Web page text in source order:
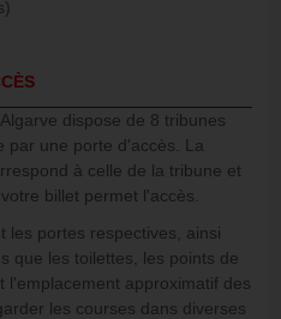
dispose de 8 tribunes
par une porte d'accès. La
à celle de la tribune et
billet permet l'accès.
les portes respectives, ainsi
que les toilettes, les points de
l'emplacement approximatif des
les courses dans diverses